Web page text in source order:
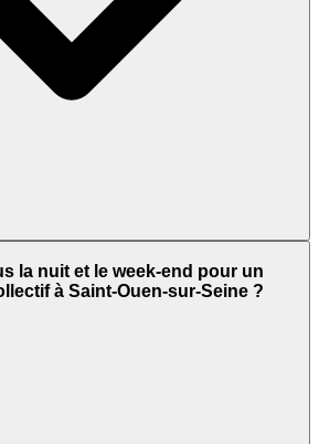
la nuit et le week-end pour un
à Saint-Ouen-sur-Seine ?